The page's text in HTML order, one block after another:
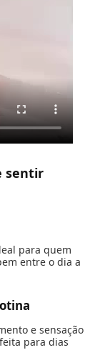
sentir
para quem
entre o dia a
e sensação
para dias